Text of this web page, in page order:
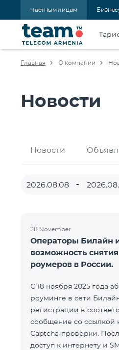
Частным лицам
Главная О компании
Новости
Новости
28 November
Операторы Билайн
возможность
роумеров в России.
С 18 ноября 2025 года
роуминге в сети
регистрации в
сообщение со ссылкой
Captcha-проверки.
доступ к интернету и